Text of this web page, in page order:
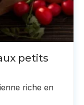
petits
riche en